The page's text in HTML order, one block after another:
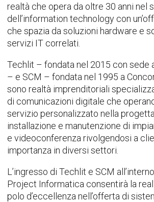
realtà che opera da oltre 30 anni nel
dell’information technology con
che spazia da soluzioni hardware e
servizi IT correlati.
Techlit – fondata nel 2015 con sede
– e SCM – fondata nel 1995 a
sono realtà imprenditoriali
di comunicazioni digitale che
servizio personalizzato nella
installazione e manutenzione di
e videoconferenza rivolgendosi a
importanza in diversi settori.
L’ingresso di Techlit e SCM
Project Informatica consentirà la
polo d’eccellenza nell’offerta di